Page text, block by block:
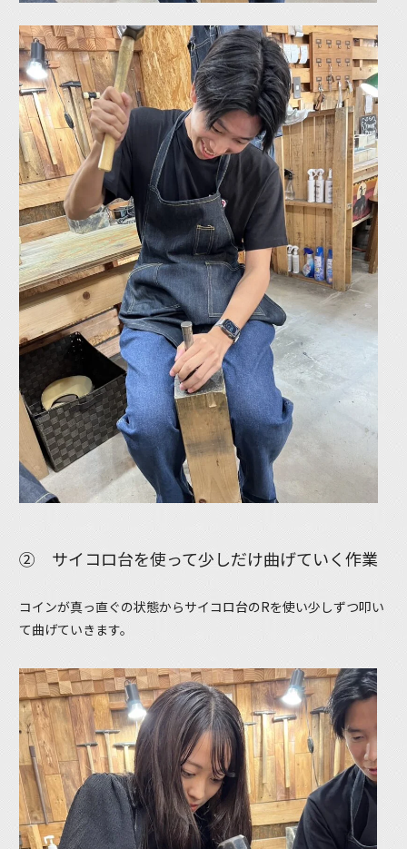
② サイコロ台を使って少しだけ曲げていく作業
コインが真っ直ぐの状態からサイコロ台のRを使い少しずつ叩い
て曲げていきます。